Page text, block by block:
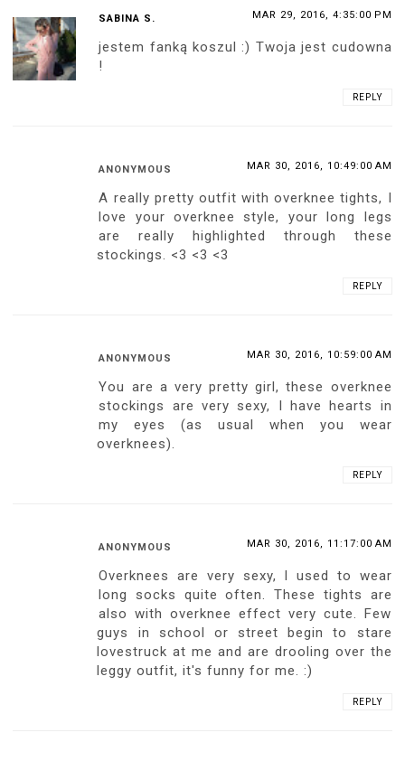
SABINA S. MAR 29, 2016, 4:35:00 PM
jestem fanką koszul :) Twoja jest cudowna
!
REPLY
ANONYMOUS MAR 30, 2016, 10:49:00 AM
A really pretty outfit with overknee tights, I
love your overknee style, your long legs
are really highlighted through these
stockings. <3 <3 <3
REPLY
ANONYMOUS MAR 30, 2016, 10:59:00 AM
You are a very pretty girl, these overknee
stockings are very sexy, I have hearts in
my eyes (as usual when you wear
overknees).
REPLY
ANONYMOUS MAR 30, 2016, 11:17:00 AM
Overknees are very sexy, I used to wear
long socks quite often. These tights are
also with overknee effect very cute. Few
guys in school or street begin to stare
lovestruck at me and are drooling over the
leggy outfit, it's funny for me. :)
REPLY